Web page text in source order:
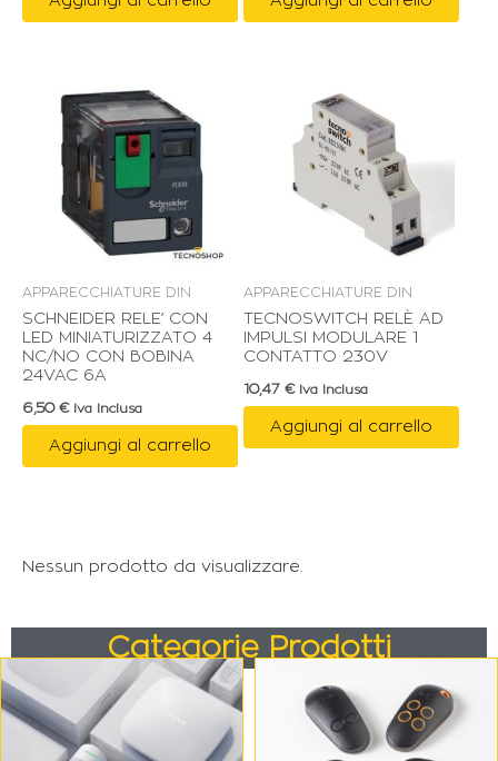
APPARECCHIATURE DIN
SCHNEIDER RELE’ CON
LED MINIATURIZZATO 4
NC/NO CON BOBINA
24VAC 6A
6,50 € Iva Inclusa
Aggiungi al carrello
APPARECCHIATURE DIN
TECNOSWITCH RELÈ AD
IMPULSI MODULARE 1
CONTATTO 230V
10,47 € Iva Inclusa
Aggiungi al carrello
Nessun prodotto da visualizzare.
Categorie Prodotti